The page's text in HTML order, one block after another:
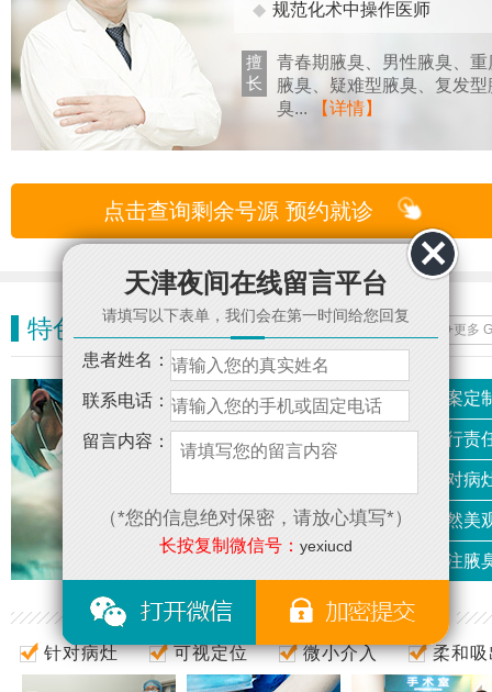
◆ 规范化术中操作医师
擅
长
青春期腋臭、男性腋臭、重
腋臭、疑难型腋臭、复发型
臭...
【详情】
点击查询剩余号源 预约就诊
特色技术 +更多
科学检测 方案定
关注疗效 践行责
可视定位 针对病
微小介入 自然美
专病专治 专注腋
全新模式：改良式汗腺清除术
针对病灶 可视定位 微小介入 柔和吸
天津夜间在线留言平台
请填写以下表单，我们会在第一时间给您回复
患者姓名：
联系电话：
留言内容：
（*您的信息绝对保密，请放心填写*）
长按复制微信号： yexiucd